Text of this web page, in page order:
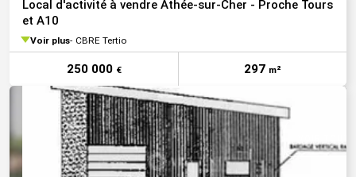
Local d'activité à vendre Athée-sur-Cher - Proche Tours
et A10
Voir plus CBRE Tertio
250 000 € 297 m²